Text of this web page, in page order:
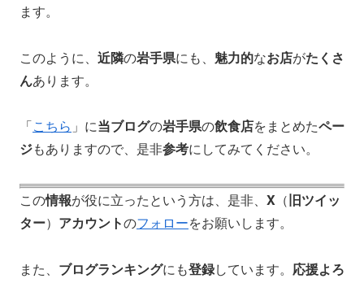
ます。
このように、 近隣の岩手県にも、 魅力的なお店がたくさ
んあります。
「こちら 」に当ブログの岩手県の飲食店をまとめたペー
ジもありますので、是非参考にしてみてください。
この情報が役に立ったという方は、是非、 X （旧ツイッ
ター） アカウントのフォローをお願いします。
また、 ブログランキングにも登録しています。 応援よろ